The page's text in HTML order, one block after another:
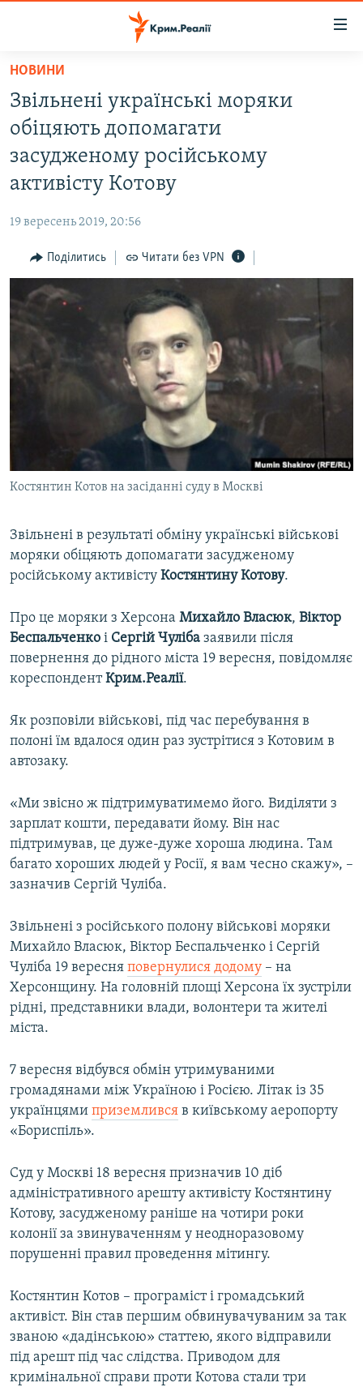
Перейти
основного
матеріалу
до
основної
Перейти
пошуку
ВОДА.КРИМ
ПОЛІТИКА
ПОГЛЯД
ІНТЕРВ'Ю
ВСЕ ЗА ДЕНЬ
СПЕЦПРОЕКТИ
ДЕПОРТАЦІЯ
ВІДЕОУРОКИ «ELIFBE»
СВІДЧЕННЯ ОКУПАЦІЇ
УКРАЇНСЬКА ПРОБЛЕМА КРИМУ
ІНФОГРАФІКА
ЯК ОБІЙТИ БЛОКУВАННЯ
Русский
Усі сайти RFE/RL
НОВИНИ
Звільнені українські моряки
обіцяють допомагати
засудженому російському
активісту Котову
19 вересень 2019, 20:56
Поділитись Читати без VPN
Костянтин Котов на засіданні суду в Москві
Звільнені в результаті обміну українські військові
моряки обіцяють допомагати засудженому
російському активісту Костянтину Котову.
Про це моряки з Херсона Михайло Власюк, Віктор
Беспальченко і Сергій Чуліба заявили після
повернення до рідного міста 19 вересня, повідомляє
кореспондентКрим.Реалії.
Як розповіли військові, під час перебування в
полоні їм вдалося один раз зустрітися з Котовим в
автозаку.
«Ми звісно ж підтримуватимемо його. Виділяти з
зарплат кошти, передавати йому. Він нас
підтримував, це дуже-дуже хороша людина. Там
багато хороших людей у Росії, я вам чесно скажу», –
зазначив Сергій Чуліба.
Звільнені з російського полону військові моряки
Михайло Власюк, Віктор Беспальченко і Сергій
Чуліба 19 вересня повернулися додому – на
Херсонщину. На головній площі Херсона їх зустріли
рідні, представники влади, волонтери та жителі
міста.
7 вересня відбувся обмін утримуваними
громадянами між Україною і Росією. Літак із 35
українцями приземлився в київському аеропорту
«Бориспіль».
Суд у Москві 18 вересня призначив 10 діб
адміністративного арешту активісту Костянтину
Котову, засудженому раніше на чотири роки
колонії за звинуваченням у неодноразовому
порушенні правил проведення мітингу.
Костянтин Котов – програміст і громадський
активіст. Він став першим обвинувачуваним за так
званою «дадінською» статтею, якого відправили
під арешт під час слідства. Приводом для
кримінальної справи проти Котова стали три